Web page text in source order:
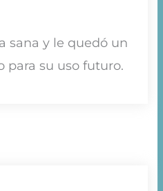
sana y le quedó un
para su uso futuro.